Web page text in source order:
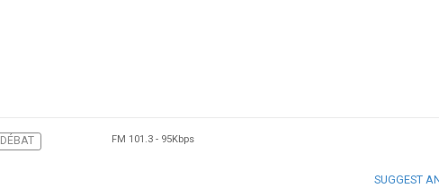
DÉBAT FM 101.3 - 95Kbps
SUGGEST